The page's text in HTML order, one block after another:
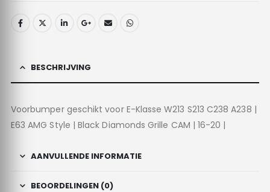
BESCHRIJVING
Voorbumper geschikt voor E-Klasse W213 S213 C238 A238 |
E63 AMG Style | Black Diamonds Grille CAM | 16-20 |
AANVULLENDE INFORMATIE
BEOORDELINGEN (0)